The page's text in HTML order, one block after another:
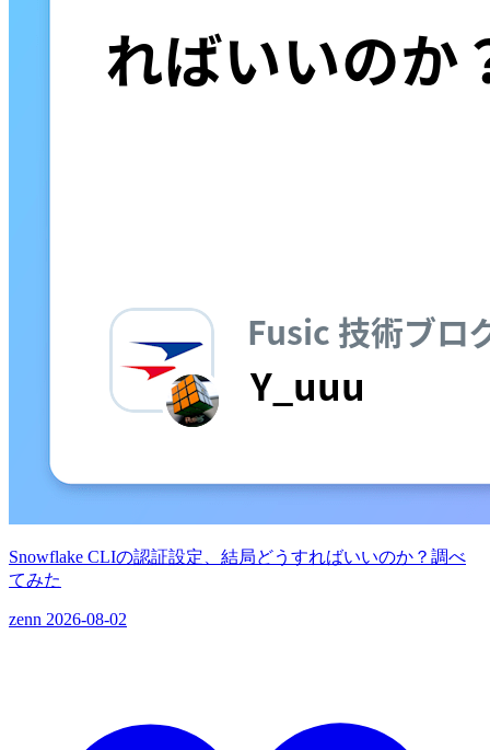
Snowflake CLIの認証設定、結局どうすればいいのか？調べ
てみた
zenn 2026-08-02